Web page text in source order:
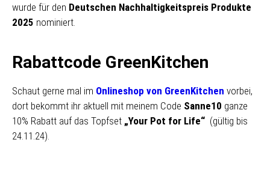
wurde für den Deutschen Nachhaltigkeitspreis Produkte
2025 nominiert.
Rabattcode GreenKitchen
Schaut gerne mal im Onlineshop von GreenKitchen vorbei,
dort bekommt ihr aktuell mit meinem Code Sanne10 ganze
10% Rabatt auf das Topfset „Your Pot for Life“ (gültig bis
24.11.24).